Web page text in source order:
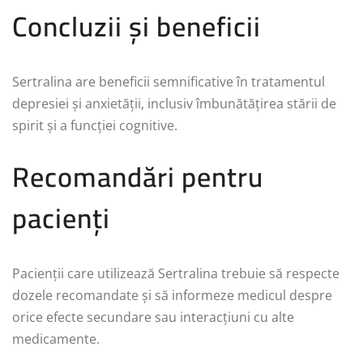
Concluzii și beneficii
Sertralina are beneficii semnificative în tratamentul
depresiei și anxietății, inclusiv îmbunătățirea stării de
spirit și a funcției cognitive.
Recomandări pentru
pacienți
Pacienții care utilizează Sertralina trebuie să respecte
dozele recomandate și să informeze medicul despre
orice efecte secundare sau interacțiuni cu alte
medicamente.